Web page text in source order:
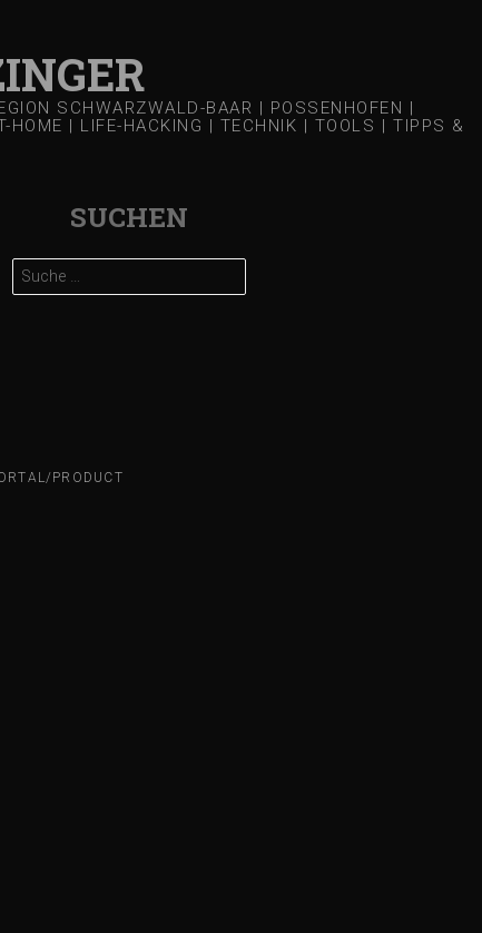
SCHWARZWALD-BAAR | POSSENHOFEN |
HOME | LIFE-HACKING | TECHNIK | TOOLS | TIPPS &
PRODUCT
SUCHEN